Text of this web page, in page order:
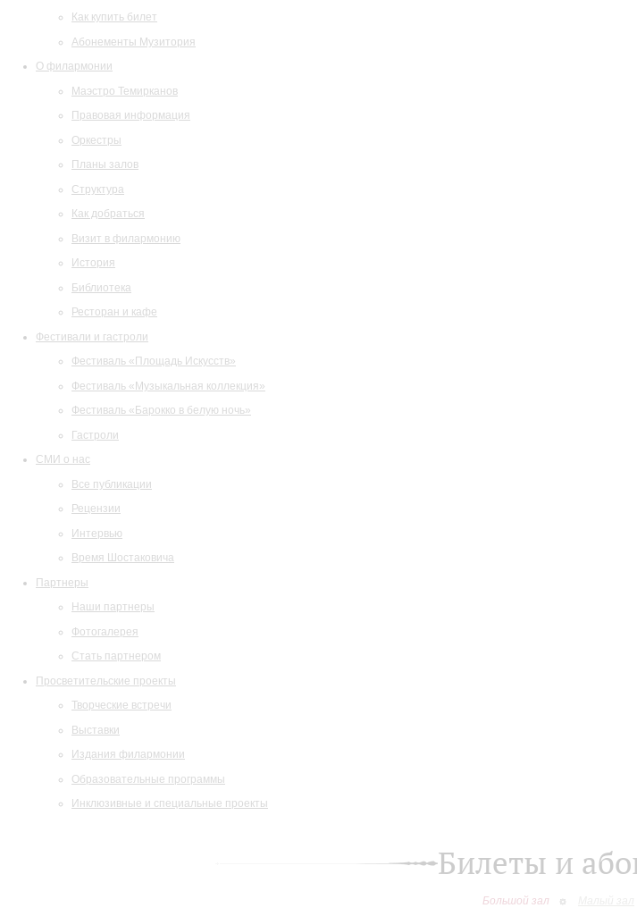
Как купить билет
Абонементы Музитория
О филармонии
Маэстро Темирканов
Правовая информация
Оркестры
Планы залов
Структура
Как добраться
Визит в филармонию
История
Библиотека
Ресторан и кафе
Фестивали и гастроли
Фестиваль «Площадь Искусств»
Фестиваль «Музыкальная коллекция»
Фестиваль «Барокко в белую ночь»
Гастроли
СМИ о нас
Все публикации
Рецензии
Интервью
Время Шостаковича
Партнеры
Наши партнеры
Фотогалерея
Стать партнером
Просветительские проекты
Творческие встречи
Выставки
Издания филармонии
Образовательные программы
Инклюзивные и специальные проекты
Билеты и
Большой зал